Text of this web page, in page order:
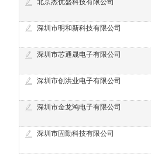
深圳市明和新科技有限公司
深圳市芯通晟电子有限公司
深圳市创洪业电子有限公司
深圳市金龙鸿电子有限公司
深圳市固勤科技有限公司